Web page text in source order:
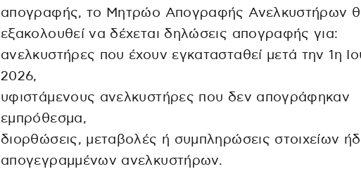
απογραφής, το Μητρώο Απογραφής Ανελκυστήρων
εξακολουθεί να δέχεται δηλώσεις απογραφής για:
ανελκυστήρες που έχουν εγκατασταθεί μετά την 1η
2026,
υφιστάμενους ανελκυστήρες που δεν απογράφηκαν
εμπρόθεσμα,
διορθώσεις, μεταβολές ή συμπληρώσεις στοιχείων
απογεγραμμένων ανελκυστήρων.